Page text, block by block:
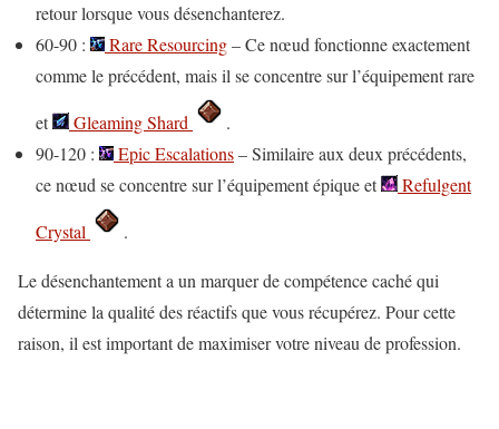
retour lorsque vous désenchanterez.
60-90 :
Rare Resourcing– Ce nœud fonctionne exactement
comme le précédent, mais il se concentre sur l’équipement rare
et
Gleaming Shard
.
90-120 :
Epic Escalations– Similaire aux deux précédents,
ce nœud se concentre sur l’équipement épique et
Refulgent
Crystal
.
Le désenchantement a un marquer de compétence caché qui
détermine la qualité des réactifs que vous récupérez. Pour cette
raison, il est important de maximiser votre niveau de profession.